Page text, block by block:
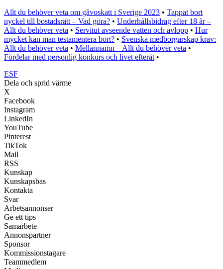
Allt du behöver veta om gåvoskatt i Sverige 2023 • Tappat bort
nyckel till bostadsrätt – Vad göra? • Underhållsbidrag efter 18 år –
Allt du behöver veta • Servitut avseende vatten och avlopp • Hur
mycket kan man testamentera bort? • Svenska medborgarskap krav:
Allt du behöver veta • Mellannamn – Allt du behöver veta •
Fördelar med personlig konkurs och livet efteråt •
ESF
Dela och sprid värme
X
Facebook
Instagram
LinkedIn
YouTube
Pinterest
TikTok
Mail
RSS
Kunskap
Kunskapsbas
Kontakta
Svar
Arbetsannonser
Ge ett tips
Samarbete
Annonspartner
Sponsor
Kommissionstagare
Teammedlem